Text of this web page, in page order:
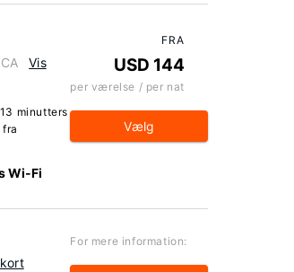
Vis
minutters
Wi-Fi
FRA
USD 144
per værelse / per nat
Vælg
For mere information: